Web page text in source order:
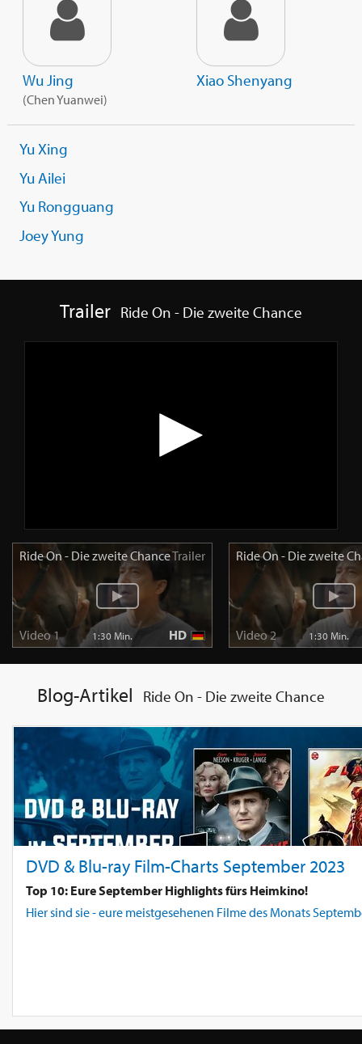
Wu Jing
(Chen Yuanwei)
Xiao Shenyang
Yu Xing
Yu Ailei
Yu Rongguang
Joey Yung
Trailer Ride On - Die zweite Chance
Ride On - Die zweite ChanceTrailer
Video 1 1:30 Min. HD
Ride On - Die zweite
Video 2 1:30 Min.
Blog-Artikel Ride On - Die zweite Chance
DVD & Blu-ray Film-Charts September 2023
Top 10: Eure September Highlights fürs Heimkino!
Hier sind sie - eure meistgesehenen Filme des Monats